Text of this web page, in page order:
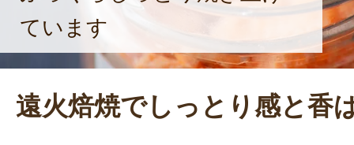
ています
遠火焙焼でしっとり感と香